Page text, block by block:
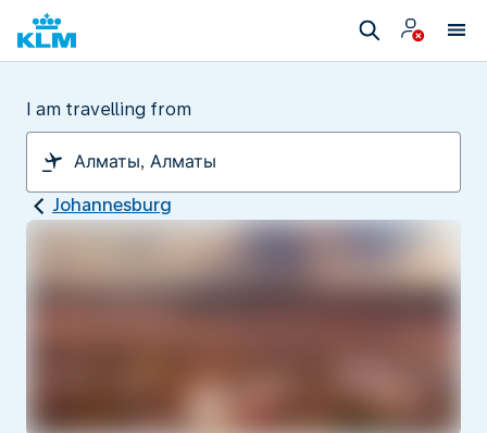
I am travelling from
Johannesburg